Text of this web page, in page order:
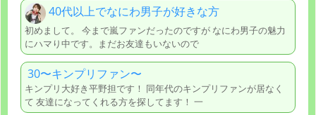
40代以上でなにわ男子が好きな方
初めまして。 今まで嵐ファンだったのですが なにわ男子の魅力
にハマり中です。まだお友達もいないので
30〜キンプリファン〜
キンプリ大好き平野担です！ 同年代のキンプリファンが居なく
て 友達になってくれる方を探してます！ 一